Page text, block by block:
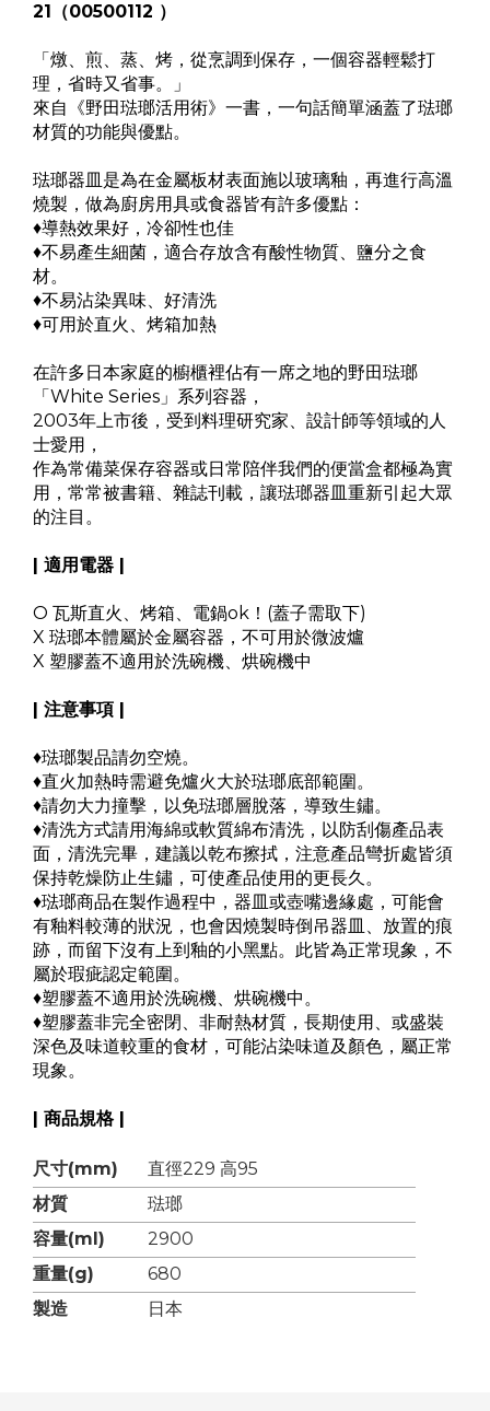
21（00500112 ）
「燉、煎、蒸、烤，從烹調到保存，一​​個容器輕鬆打
理，省時又省事。」
來自《野田琺瑯活用術》一書，一句話簡單涵蓋了琺瑯
材質的功能與優點。
琺瑯器皿是為在金屬板材表面施以玻璃釉，再進行高溫
燒製，做為廚房用具或食器皆有許多優點：
♦導熱效果好，冷卻性也佳
♦不易產生細菌，​適合存放含有酸性物質、鹽分之食
材。
♦不易沾染異味、好清洗
♦可用於直火、烤箱加熱
在許多日本家庭的櫥櫃裡佔有一席之地的野田琺瑯
「White Series」系列容器，
2003年上市後，受到料理研究家、設計師等領域的人
士愛用，
作為常備菜保存容器或日常陪伴我們的便當盒都極為實
用，常常被書籍、雜誌刊載，讓琺瑯器皿重新引起大眾
的注目。
| 適用電器 |
O 瓦斯直火、烤箱、電鍋ok！(蓋子需取下)
X 琺瑯本體屬於金屬容器，不可用於微波爐
X 塑膠蓋不適用於洗碗機、烘碗機中
| 注意事項 |
♦琺瑯製品請勿空燒。
♦直火加熱時需避免爐火大於琺瑯底部範圍。
♦請勿大力撞擊，以免琺瑯層脫落，導致生鏽。
♦清洗方式請用海綿或軟質綿布清洗，以防刮傷產品表
面，清洗完畢，建議以乾布擦拭，注意產品彎折處皆須
保持乾燥防止生鏽，可使產品使用的更長久。
♦琺瑯商品在製作過程中，器皿或壺嘴邊緣處，可能會
有釉料較薄的狀況，也會因燒製時倒吊器皿、放置的痕
跡，而留下沒有上到釉的小黑點。此皆為正常現象，不
屬於瑕疵認定範圍。
♦塑膠蓋不適用於洗碗機、烘碗機中。
♦塑膠蓋非完全密閉、非耐熱材質，長期使用、或盛裝
深色及味道較重的食材，可能沾染味道及顏色，屬正常
現象。
| 商品規格 |
尺寸(mm)
直徑229 高95
材質
琺瑯
容量(ml)
2900
重量(g)
680
製造
日本